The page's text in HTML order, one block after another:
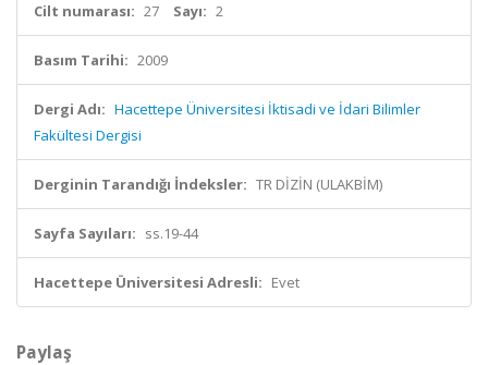
Cilt numarası: 27 Sayı: 2
Basım Tarihi: 2009
Dergi Adı: Hacettepe Üniversitesi İktisadi ve İdari Bilimler
Fakültesi Dergisi
Derginin Tarandığı İndeksler: TR DİZİN (ULAKBİM)
Sayfa Sayıları: ss.19-44
Hacettepe Üniversitesi Adresli: Evet
Paylaş